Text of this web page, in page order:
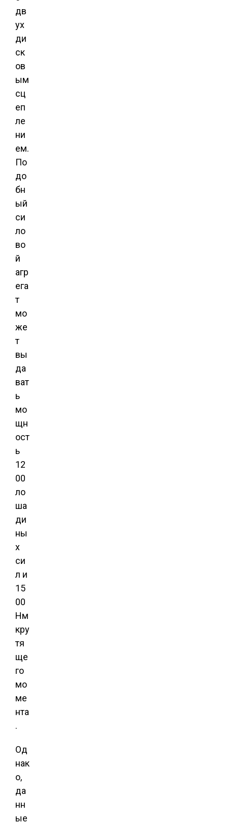
дв
ух
ди
ск
ов
ым
сц
еп
ле
ни
ем.
По
до
бн
ый
си
ло
во
й
агр
ега
т
мо
же
т
вы
да
ват
ь
мо
щн
ост
ь
12
00
ло
ша
ди
ны
х
си
л и
15
00
Нм
кру
тя
ще
го
мо
ме
нта
.
Од
нак
о,
да
нн
ые